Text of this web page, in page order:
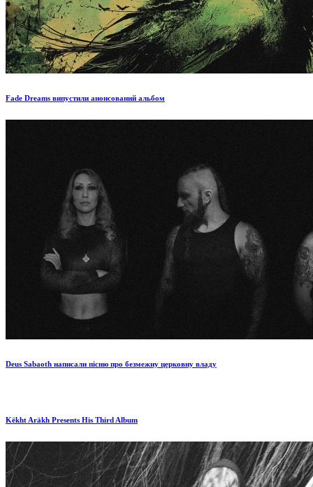
Fade Dreams випустили анонсований альбом
Deus Sabaoth написали пісню про безмежну церковну владу
Këkht Aräkh Presents His Third Album